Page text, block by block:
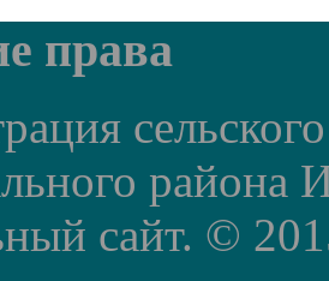
права
района
сайт. ©